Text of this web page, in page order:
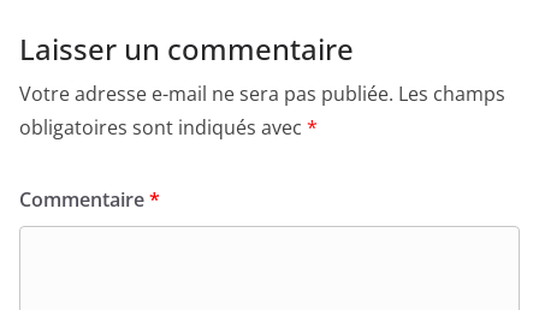
Laisser un commentaire
Votre adresse e-mail ne sera pas publiée. Les champs
obligatoires sont indiqués avec *
Commentaire*